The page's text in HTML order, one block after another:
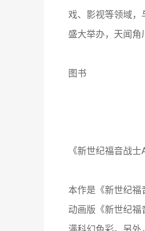
戏、影视等领域，
盛大举办，天闻角
图书
《新世纪福音战士
本作是《新世纪
动画版《新世纪
满科幻色彩。另